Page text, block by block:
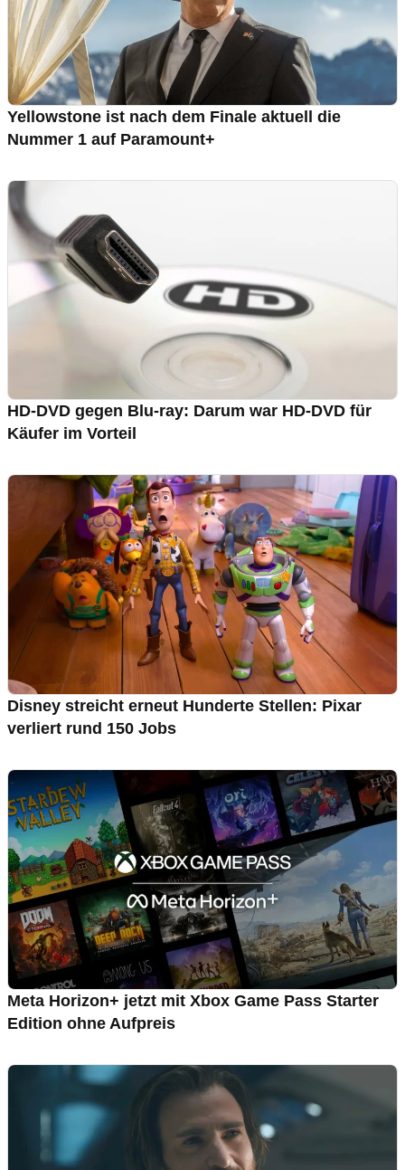
Yellowstone ist nach dem Finale aktuell die
Nummer 1 auf Paramount+
HD-DVD gegen Blu-ray: Darum war HD-DVD für
Käufer im Vorteil
Disney streicht erneut Hunderte Stellen: Pixar
verliert rund 150 Jobs
Meta Horizon+ jetzt mit Xbox Game Pass Starter
Edition ohne Aufpreis